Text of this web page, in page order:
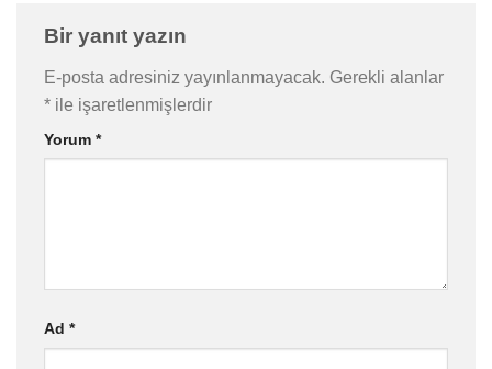
Bir yanıt yazın
E-posta adresiniz yayınlanmayacak. Gerekli alanlar
* ile işaretlenmişlerdir
Yorum *
Ad *